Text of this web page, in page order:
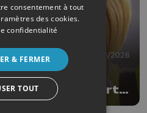
17/07/2026
: 5 ans des
pour le sport
consentement à tout
des cookies.
confidentialité
& FERMER
TOUT